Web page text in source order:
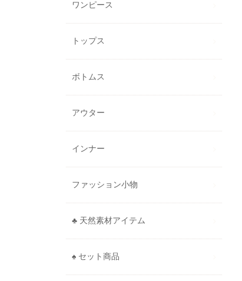
ワンピース
トップス
ボトムス
アウター
インナー
ファッション小物
♣ 天然素材アイテム
♠ セット商品